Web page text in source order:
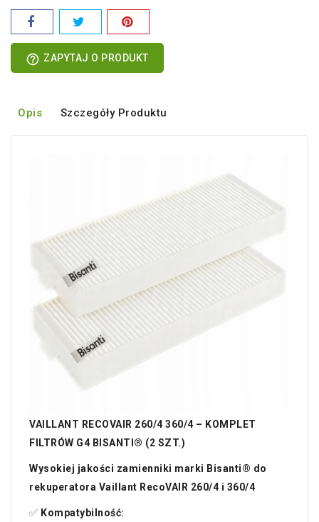
help_outline ZAPYTAJ O PRODUKT
Opis Szczegóły Produktu
VAILLANT RECOVAIR 260/4 360/4 – KOMPLET
FILTRÓW G4 BISANTI® (2 SZT.)
Wysokiej jakości zamienniki marki Bisanti® do
rekuperatora Vaillant RecoVAIR 260/4 i 360/4
✅ Kompatybilność: